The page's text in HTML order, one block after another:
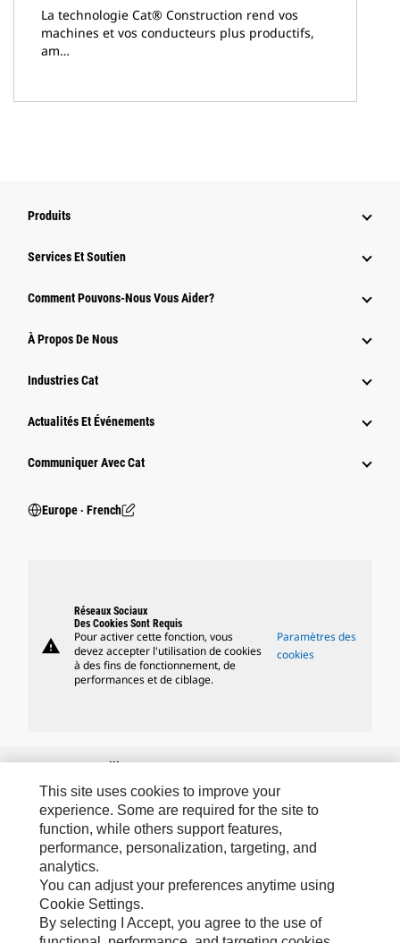
La technologie Cat® Construction rend vos
machines et vos conducteurs plus productifs,
am…
Produits
Services Et Soutien
Comment Pouvons-Nous Vous Aider?
À Propos De Nous
Industries Cat
Actualités Et Événements
Communiquer Avec Cat
Europe ‧ French
warning
Réseaux Sociaux
Des Cookies Sont Requis
Pour activer cette fonction, vous
devez accepter l'utilisation de cookies
à des fins de fonctionnement, de
performances et de ciblage.
Paramètres des
cookies
Marques Caterpillar
Caterpillar.com
Contacter Caterpillar
Mes Préférences Marketing
Plan Du Site
This site uses cookies to improve your
experience. Some are required for the site to
function, while others support features,
performance, personalization, targeting, and
analytics.
You can adjust your preferences anytime using
Cookie Settings.
By selecting I Accept, you agree to the use of